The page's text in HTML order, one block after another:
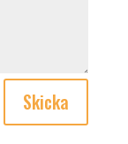
Skicka